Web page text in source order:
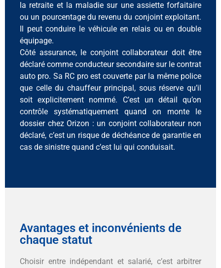
la retraite et la maladie sur une assiette forfaitaire
ou un pourcentage du revenu du conjoint exploitant.
Il peut conduire le véhicule en relais ou en double
équipage.
Côté assurance, le conjoint collaborateur doit être
déclaré comme conducteur secondaire sur le contrat
auto pro. Sa RC pro est couverte par la même police
que celle du chauffeur principal, sous réserve qu’il
soit explicitement nommé. C’est un détail qu’on
contrôle systématiquement quand on monte le
dossier chez Orizon : un conjoint collaborateur non
déclaré, c’est un risque de déchéance de garantie en
cas de sinistre quand c’est lui qui conduisait.
Avantages et inconvénients de
chaque statut
Choisir entre indépendant et salarié, c’est arbitrer